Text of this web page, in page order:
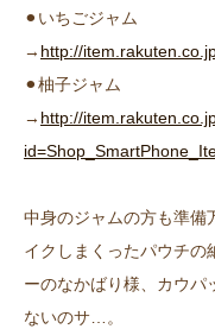
⚫︎いちごジャム
→ http://
⚫︎柚子ジャム
→ http://
中身のジャムの方も準備
イクしまくったパウチ
ーのなかばり様、カウパ
ないのサ…。